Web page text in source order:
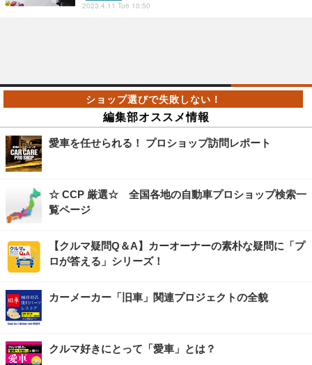
2023.4.11 Tue 10:50
編集部オススメ情報
愛車を任せられる！ プロショップ訪問レポート
☆ CCP 厳選☆ 全国各地の自動車プロショップ検索一
覧ページ
【クルマ疑問Q＆A】カーオーナーの素朴な疑問に「プ
ロが答える」シリーズ！
カーメーカー「旧車」関連プロジェクトの全貌
クルマ好きにとって「愛車」とは？